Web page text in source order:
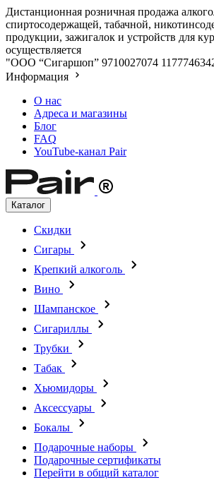
Дистанционная розничная продажа
спиртосодержащей, табачной,
продукции, зажигалок и устройств для
осуществляется
"ООО “Сигаршоп” 9710027074
Информация
О нас
Адреса и магазины
Блог
FAQ
YouTube-канал Pair
Каталог
Скидки
Сигары
Крепкий алкоголь
Вино
Шампанское
Сигариллы
Трубки
Табак
Хьюмидоры
Аксессуары
Бокалы
Подарочные наборы
Подарочные сертификаты
Перейти в общий каталог